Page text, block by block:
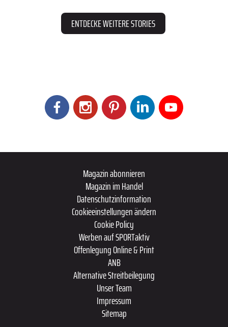
ENTDECKE WEITERE STORIES
Magazin abonnieren
Magazin im Handel
Datenschutzinformation
Cookieeinstellungen ändern
Cookie Policy
Werben auf SPORTaktiv
Offenlegung Online & Print
ANB
Alternative Streitbeilegung
Unser Team
Impressum
Sitemap